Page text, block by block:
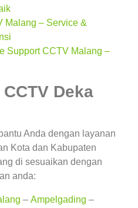
Malang – Service &
Support CCTV Malang –
Deka
Anda dengan layanan
Kota dan Kabupaten
di sesuaikan dengan
anda:
– Ampelgading –